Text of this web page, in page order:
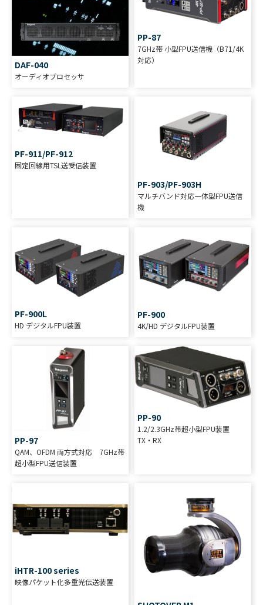
DAF-040
オーディオプロセッサ
PP-87
7GHz帯 小型FPU送信機（B71/4K
対応）
PF-911/PF-912
固定回線用TSL送受信装置
PF-903/PF-903H
マルチバンド対応一体型FPU送信
機
PF-900L
HD デジタルFPU装置
PF-900
4K/HD デジタルFPU装置
PP-97
QAM、OFDM 両方式対応 7GHz帯
超小型FPU送信装置
PP-90
1.2/2.3GHz帯超小型FPU装置
TX・RX
iHTR-100 series
映像パケット化多重光伝送装置